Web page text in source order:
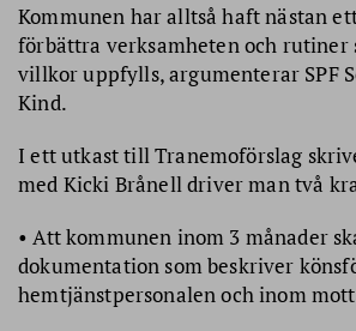
Kommunen har alltså haft nästan
förbättra verksamheten och rutiner
villkor uppfylls, argumenterar SPF
Kind.
I ett utkast till Tranemoförslag
med Kicki Brånell driver man två
• Att kommunen inom 3 månader
dokumentation som beskriver
hemtjänstpersonalen och inom